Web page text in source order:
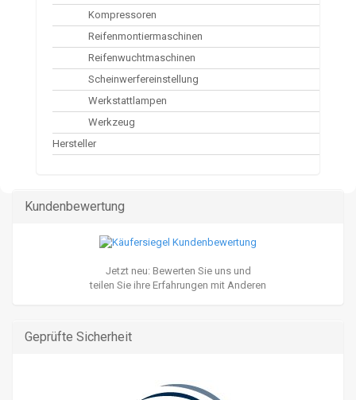
Kompressoren
Reifenmontiermaschinen
Reifenwuchtmaschinen
Scheinwerfereinstellung
Werkstattlampen
Werkzeug
Hersteller
Kundenbewertung
Jetzt neu: Bewerten Sie uns und
teilen Sie ihre Erfahrungen mit Anderen
Geprüfte Sicherheit